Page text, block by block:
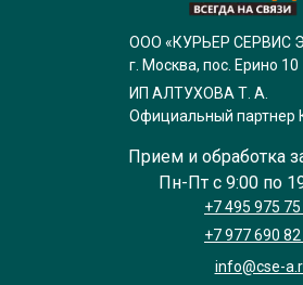
ООО «КУРЬЕР СЕРВИС
г. Москва, пос. Ерино 10
ИП АЛТУХОВА Т. А.
Официальный партнер
Прием и обработка
Пн-Пт с 9:00 по
+7 495 975 75
+7 977 690 82
info@cse-